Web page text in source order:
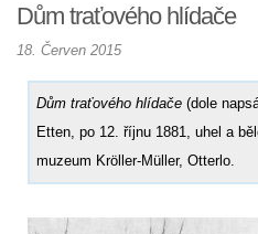
Dům traťového hlídače
18. Červen 2015
Dům traťového hlídače (dole
Etten, po 12. říjnu 1881, uhel a
muzeum Kröller-Müller, Otterlo.